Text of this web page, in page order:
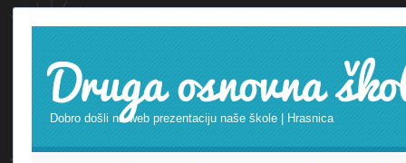
Druga osnovna
Dobro došli na web prezentaciju naše škole | Hrasnica